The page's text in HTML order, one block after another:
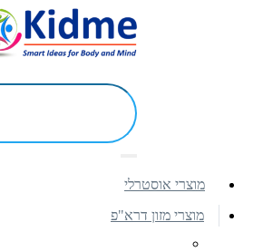
מוצרי אוסטרלי
מוצרי מזון דרא"פ